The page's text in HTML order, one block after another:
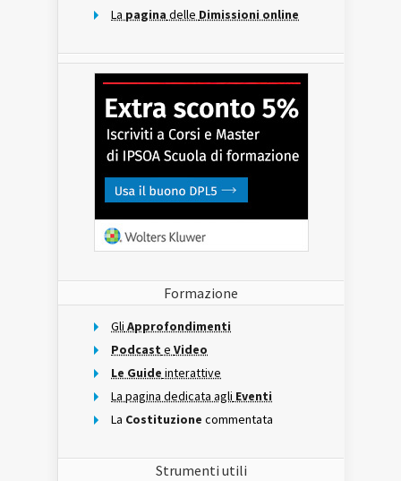
La pagina delle Dimissioni online
Formazione
Gli Approfondimenti
Podcast e Video
Le Guide interattive
La pagina dedicata agli Eventi
La Costituzione commentata
Strumenti utili